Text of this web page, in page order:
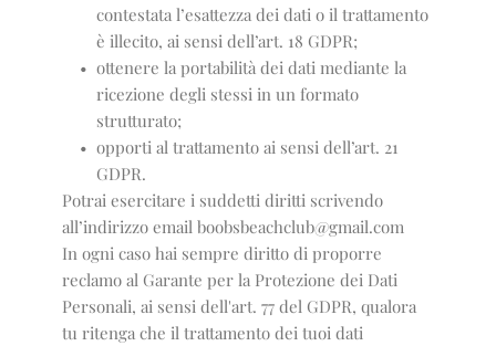
contestata l’esattezza dei dati o il trattamento
è illecito, ai sensi dell’art. 18 GDPR;
ottenere la portabilità dei dati mediante la
ricezione degli stessi in un formato
strutturato;
opporti al trattamento ai sensi dell’art. 21
GDPR.
Potrai esercitare i suddetti diritti scrivendo
all’indirizzo email boobsbeachclub@gmail.com
In ogni caso hai sempre diritto di proporre
reclamo al Garante per la Protezione dei Dati
Personali, ai sensi dell'art. 77 del GDPR, qualora
tu ritenga che il trattamento dei tuoi dati